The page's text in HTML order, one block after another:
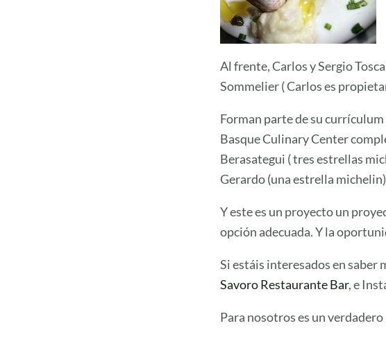
Al frente, Carlos y Sergio
Sommelier ( Carlos es
Forman parte de su
Basque Culinary Center
Berasategui ( tres estrellas
Gerardo (una estrella
Y este es un proyecto un
opción adecuada. Y la
Si estáis interesados en saber
Savoro Restaurante Bar, e
Para nosotros es un